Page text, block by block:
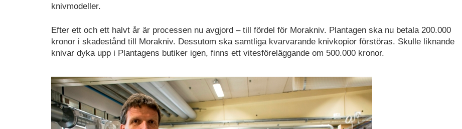
knivmodeller.
Efter ett och ett halvt år är processen nu avgjord – till fördel för Morakniv. Plantagen ska nu betala 200.000
kronor i skadestånd till Morakniv. Dessutom ska samtliga kvarvarande knivkopior förstöras. Skulle liknande
knivar dyka upp i Plantagens butiker igen, finns ett vitesföreläggande om 500.000 kronor.